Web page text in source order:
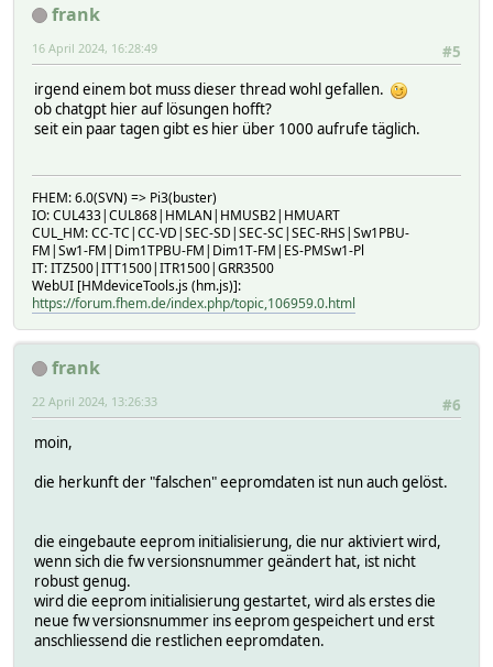
frank
#5
16 April 2024, 16:28:49
irgend einem bot muss dieser thread wohl gefallen.
ob chatgpt hier auf lösungen hofft?
seit ein paar tagen gibt es hier über 1000 aufrufe täglich.
FHEM: 6.0(SVN) => Pi3(buster)
IO: CUL433|CUL868|HMLAN|HMUSB2|HMUART
CUL_HM: CC-TC|CC-VD|SEC-SD|SEC-SC|SEC-RHS|Sw1PBU-
FM|Sw1-FM|Dim1TPBU-FM|Dim1T-FM|ES-PMSw1-Pl
IT: ITZ500|ITT1500|ITR1500|GRR3500
WebUI [HMdeviceTools.js (hm.js)]:
https://forum.fhem.de/index.php/topic,106959.0.html
frank
#6
22 April 2024, 13:26:33
moin,
die herkunft der "falschen" eepromdaten ist nun auch gelöst.
die eingebaute eeprom initialisierung, die nur aktiviert wird,
wenn sich die fw versionsnummer geändert hat, ist nicht
robust genug.
wird die eeprom initialisierung gestartet, wird als erstes die
neue fw versionsnummer ins eeprom gespeichert und erst
anschliessend die restlichen eepromdaten.